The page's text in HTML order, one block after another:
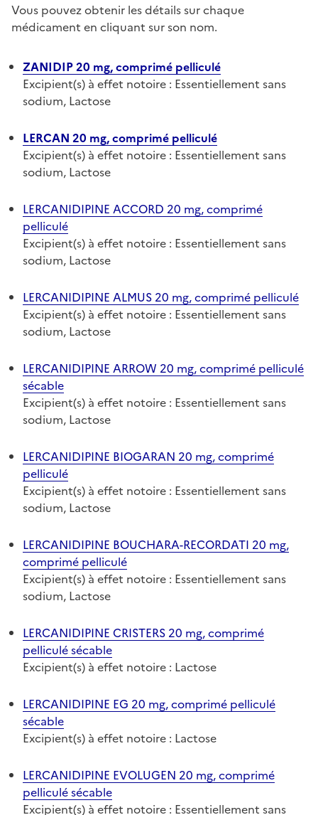
Vous pouvez obtenir les détails sur chaque
médicament en cliquant sur son nom.
ZANIDIP 20 mg, comprimé pelliculé
Excipient(s) à effet notoire : Essentiellement sans
sodium, Lactose
LERCAN 20 mg, comprimé pelliculé
Excipient(s) à effet notoire : Essentiellement sans
sodium, Lactose
LERCANIDIPINE ACCORD 20 mg, comprimé
pelliculé
Excipient(s) à effet notoire : Essentiellement sans
sodium, Lactose
LERCANIDIPINE ALMUS 20 mg, comprimé pelliculé
Excipient(s) à effet notoire : Essentiellement sans
sodium, Lactose
LERCANIDIPINE ARROW 20 mg, comprimé pelliculé
sécable
Excipient(s) à effet notoire : Essentiellement sans
sodium, Lactose
LERCANIDIPINE BIOGARAN 20 mg, comprimé
pelliculé
Excipient(s) à effet notoire : Essentiellement sans
sodium, Lactose
LERCANIDIPINE BOUCHARA-RECORDATI 20 mg,
comprimé pelliculé
Excipient(s) à effet notoire : Essentiellement sans
sodium, Lactose
LERCANIDIPINE CRISTERS 20 mg, comprimé
pelliculé sécable
Excipient(s) à effet notoire : Lactose
LERCANIDIPINE EG 20 mg, comprimé pelliculé
sécable
Excipient(s) à effet notoire : Lactose
LERCANIDIPINE EVOLUGEN 20 mg, comprimé
pelliculé sécable
Excipient(s) à effet notoire : Essentiellement sans